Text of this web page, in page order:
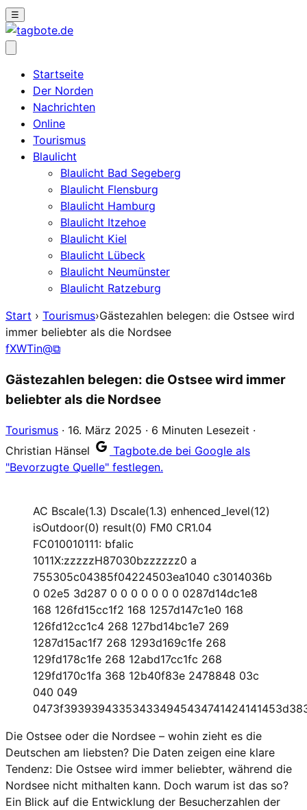
☰
Startseite
Der Norden
Nachrichten
Online
Tourismus
Blaulicht
Blaulicht Bad Segeberg
Blaulicht Flensburg
Blaulicht Hamburg
Blaulicht Itzehoe
Blaulicht Kiel
Blaulicht Lübeck
Blaulicht Neumünster
Blaulicht Ratzeburg
Start › Tourismus›Gästezahlen belegen: die Ostsee wird
immer beliebter als die Nordsee
fXWTin@⧉
Gästezahlen belegen: die Ostsee wird immer
beliebter als die Nordsee
Tourismus · 16. März 2025 · 6 Minuten Lesezeit ·
Christian Hänsel
Tagbote.de bei Google als
"Bevorzugte Quelle" festlegen.
AC Bscale(1.3) Dscale(1.3) enhenced_level(12)
isOutdoor(0) result(0) FM0 CR1.04
FC010010111: bfalic
1011X:zzzzzH87030bzzzzzz0 a
755305c04385f04224503ea1040 c3014036b
0 02e5 3d287 0 0 0 0 0 0 0 0287d14dc1e8
168 126fd15cc1f2 168 1257d147c1e0 168
126fd12cc1c4 268 127bd14bc1e7 269
1287d15ac1f7 268 1293d169c1fe 268
129fd178c1fe 268 12abd17cc1fc 268
129fd170c1fa 368 12b40f83e 2478848 03c
040 049
Die Ostsee oder die Nordsee – wohin zieht es die
Deutschen am liebsten? Die Daten zeigen eine klare
Tendenz: Die Ostsee wird immer beliebter, während die
Nordsee nicht mithalten kann. Doch warum ist das so?
Ein Blick auf die Entwicklung der Besucherzahlen der